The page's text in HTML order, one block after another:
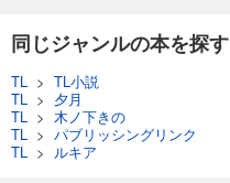
同じジャンルの本を探す
TL > TL小説
TL > 夕月
TL > 木ノ下きの
TL > パブリッシングリンク
TL > ルキア